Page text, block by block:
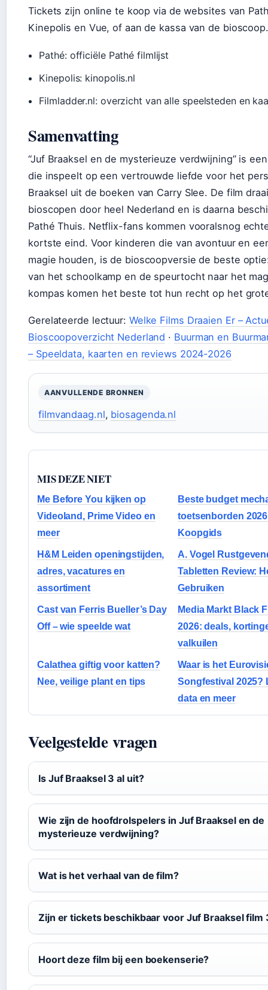
Tickets zijn online te koop via de websites van
Kinepolis en Vue, of aan de kassa van de bioscoop.
Pathé: officiële Pathé filmlijst
Kinepolis: kinopolis.nl
Filmladder.nl: overzicht van alle speelsteden en
Samenvatting
“Juf Braaksel en de mysterieuze verdwijning” is
die inspeelt op een vertrouwde liefde voor het
Braaksel uit de boeken van Carry Slee. De film
bioscopen door heel Nederland en is daarna
Pathé Thuis. Netflix-fans kommen vooralsnog
kortste eind. Voor kinderen die van avontuur en
magie houden, is de bioscoopversie de beste
van het schoolkamp en de speurtocht naar het
kompas komen het beste tot hun recht op het
Gerelateerde lectuur: Welke Films Draaien Er –
Bioscoopoverzicht Nederland · Buurman en
– Speeldata, kaarten en reviews 2024-2026
AANVULLENDE BRONNEN
filmvandaag.nl, biosagenda.nl
MIS DEZE NIET
Me Before You kijken op
Videoland, Prime Video en
meer
Beste budget
toetsenborden
Koopgids
H&M Leiden openingstijden,
adres, vacatures en
assortiment
A. Vogel
Tabletten Review:
Gebruiken
Cast van Ferris Bueller’s Day
Off – wie speelde wat
Media Markt Black
2026: deals,
valkuilen
Calathea giftig voor katten?
Nee, veilige plant en tips
Waar is het
Songfestival 2025?
data en meer
Veelgestelde vragen
Is Juf Braaksel 3 al uit?
Wie zijn de hoofdrolspelers in Juf Braaksel en de
mysterieuze verdwijning?
Wat is het verhaal van de film?
Zijn er tickets beschikbaar voor Juf Braaksel film
Hoort deze film bij een boekenserie?